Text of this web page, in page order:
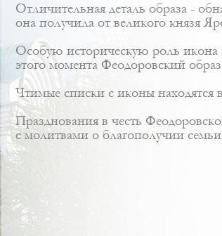
Отличительная деталь образа -
она получила от великого князя
Особую историческую роль икона
этого момента Феодоровский
Чтимые списки с иконы находятся
Празднования в честь
с молитвами о благополучии